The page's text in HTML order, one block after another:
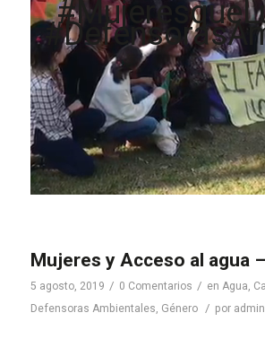
Mujeres y Acceso al agua
5 agosto, 2019 / 0 Comentarios / en Agua,
Defensoras Ambientales, Género / por admin